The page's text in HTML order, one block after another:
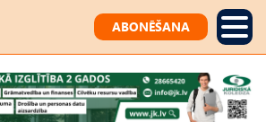
ABONĒŠANA